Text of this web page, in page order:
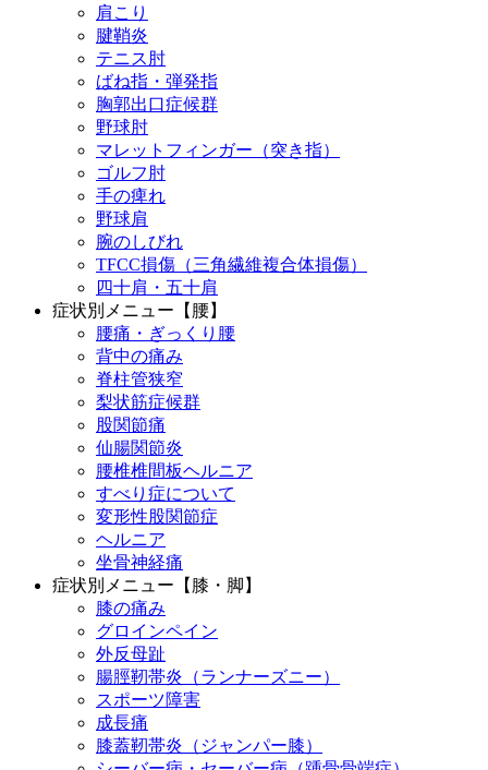
肩こり
腱鞘炎
テニス肘
ばね指・弾発指
胸郭出口症候群
野球肘
マレットフィンガー（突き指）
ゴルフ肘
手の痺れ
野球肩
腕のしびれ
TFCC損傷（三角繊維複合体損傷）
四十肩・五十肩
症状別メニュー【腰】
腰痛・ぎっくり腰
背中の痛み
脊柱管狭窄
梨状筋症候群
股関節痛
仙腸関節炎
腰椎椎間板ヘルニア
すべり症について
変形性股関節症
ヘルニア
坐骨神経痛
症状別メニュー【膝・脚】
膝の痛み
グロインペイン
外反母趾
腸脛靭帯炎（ランナーズニー）
スポーツ障害
成長痛
膝蓋靭帯炎（ジャンパー膝）